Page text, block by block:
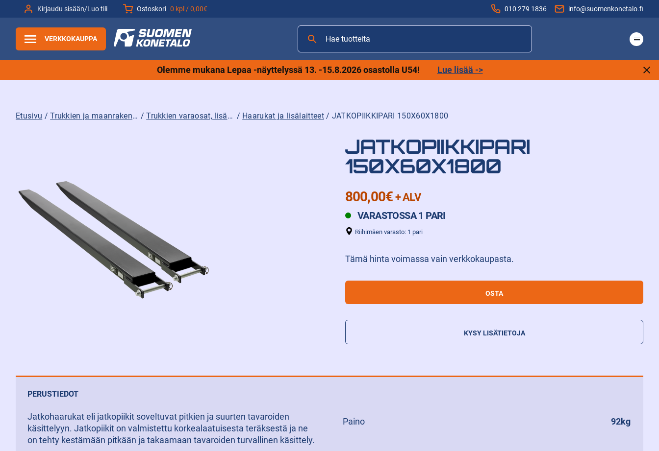
Kirjaudu sisään/Luo tili Ostoskori 0 kpl /0,00€ 010 279 1836 info@suomenkonetalo.fi
VERKKOKAUPPA
Hae
tuotteita
Olemme mukana Lepaa -näyttelyssä 13. -15.8.2026 osastolla U54! Lue lisää ->
Etusivu / Trukkien ja maanrakennuskoneiden tarvikkeet sekä varaosat ja lisävarusteet / Trukkien varaosat, lisävarusteet ja tarvikkeet / Haarukat ja lisälaitteet/ JATKOPIIKKIPARI 150X60X1800
JATKOPIIKKIPARI
150X60X1800
800,00€+ ALV
VARASTOSSA 1 PARI
Riihimäen varasto: 1 pari
Tämä hinta voimassa vain verkkokaupasta.
JATKOPIIKKIPARI
OSTA
KYSY LISÄTIETOJA
PERUSTIEDOT
Jatkohaarukat eli jatkopiikit soveltuvat pitkien ja suurten tavaroiden
käsittelyyn. Jatkopiikit on valmistettu korkealaatuisesta teräksestä ja ne
on tehty kestämään pitkään ja takaamaan tavaroiden turvallinen käsittely.
Paino 92kg